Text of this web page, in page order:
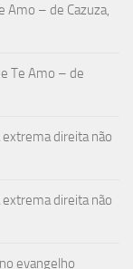
Amo – de Cazuza,
Te Amo – de
extrema direita não
extrema direita não
evangelho